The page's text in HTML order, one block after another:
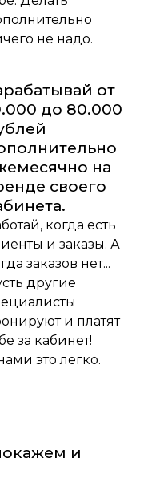
не надо.
от
до 80.000
на
своего
когда есть
и заказы. А
заказов нет...
другие
и платят
за кабинет!
это легко.
и